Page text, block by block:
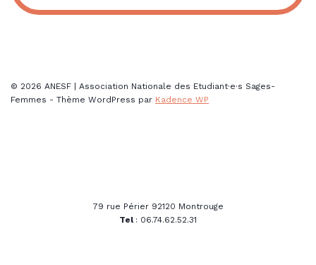
© 2026 ANESF | Association Nationale des Etudiant·e·s Sages-
Femmes - Thème WordPress par Kadence WP
79 rue Périer 92120 Montrouge
Tel : 06.74.62.52.31